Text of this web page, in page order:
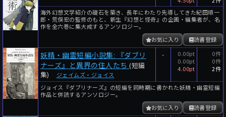
海外幻想文学紹介の礎石を築き、長年にわたり先導してきた紀田順一
郎・荒俣宏の監修のもと、新生『幻想と怪奇』の企画・編集者が、名
作を全六巻に集大成するアンソロジー。
読書登録
お気に入り
妖精・幽霊短編小説集: 『ダブリ
ナーズ』と異界の住人たち (短編
集)
ジェイムズ・ジョイス
-
0.00pt
0.00pt
4.00pt
0件
0件
2件
ジョイス『ダブリナーズ』の短編を同時期に書かれた妖精・幽霊短編
作品と併読するアンソロジー。
読書登録
お気に入り